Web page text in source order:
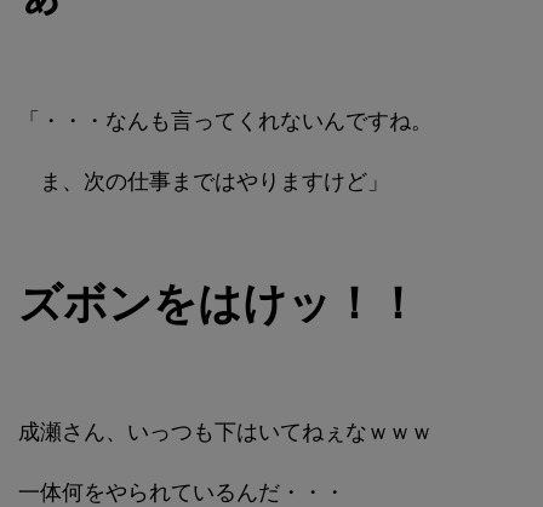
「・・・なんも言ってくれないんですね。
ま、次の仕事まではやりますけど」
ズボンをはけッ！！
成瀬さん、いっつも下はいてねぇなｗｗｗ
一体何をやられているんだ・・・